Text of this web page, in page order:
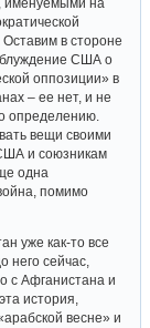
именуемыми на
в стороне
США о
оппозиции» в
– ее нет, и не
определению.
вещи своими
и союзникам
одна
помимо
уже как-то все
него сейчас,
с Афганистана и
история,
весне» и